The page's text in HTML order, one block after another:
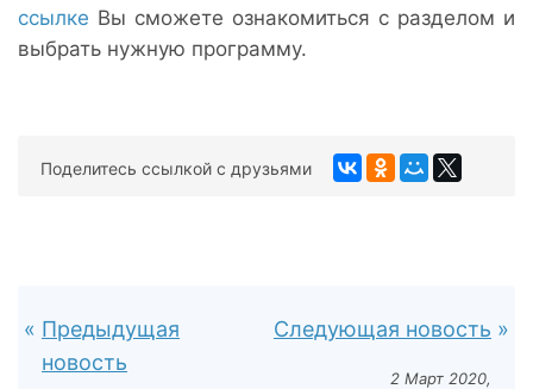
ссылке Вы сможете ознакомиться с разделом и
выбрать нужную программу.
Поделитесь ссылкой с друзьями
Предыдущая
новость
Следующая новость
2 Март 2020,